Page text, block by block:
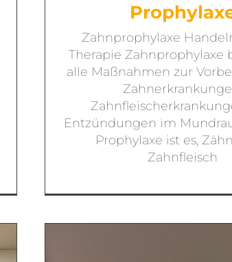
Zahnprophylaxe
Therapie Zahnprophylaxe
alle Maßnahmen zur
Entzündungen im
Prophylaxe ist es,
Zahnfleisch